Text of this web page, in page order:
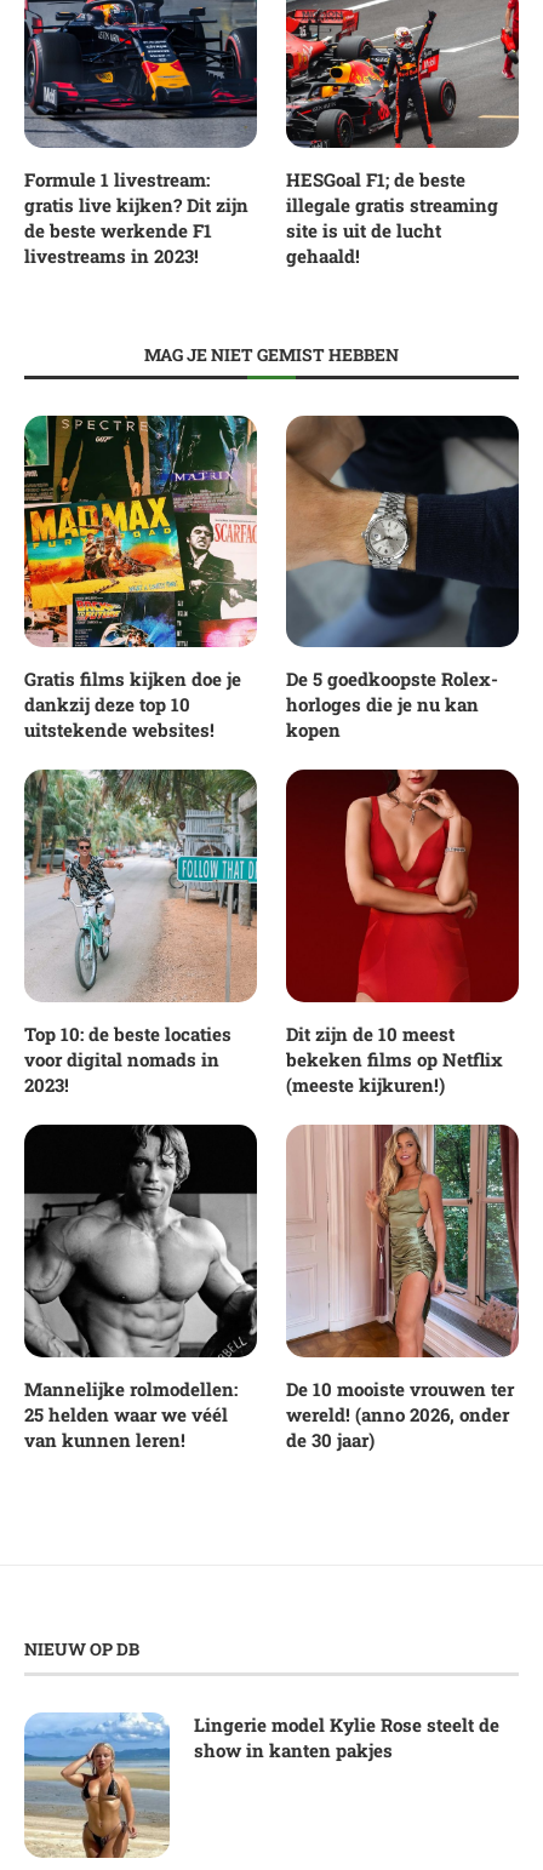
Formule 1 livestream:
gratis live kijken? Dit zijn
de beste werkende F1
livestreams in 2023!
HESGoal F1; de beste
illegale gratis streaming
site is uit de lucht
gehaald!
MAG JE NIET GEMIST HEBBEN
Gratis films kijken doe je
dankzij deze top 10
uitstekende websites!
De 5 goedkoopste Rolex-
horloges die je nu kan
kopen
Top 10: de beste locaties
voor digital nomads in
2023!
Dit zijn de 10 meest
bekeken films op Netflix
(meeste kijkuren!)
Mannelijke rolmodellen:
25 helden waar we véél
van kunnen leren!
De 10 mooiste vrouwen ter
wereld! (anno 2026, onder
de 30 jaar)
NIEUW OP DB
Lingerie model Kylie Rose steelt de
show in kanten pakjes